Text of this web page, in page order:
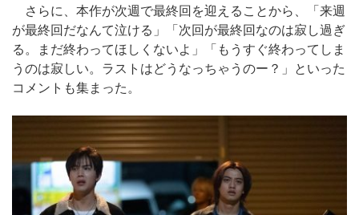
さらに、本作が次週で最終回を迎えることから、「来週
が最終回だなんて泣ける」「次回が最終回なのは寂し過ぎ
る。まだ終わってほしくないよ」「もうすぐ終わってしま
うのは寂しい。ラストはどうなっちゃうのー？」といった
コメントも集まった。